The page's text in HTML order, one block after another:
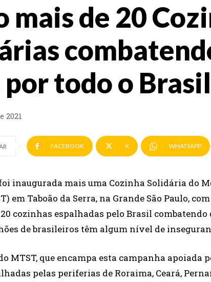
mais de 20
todo o Brasil
2021
FACEBOOK X WHATSAPP
inaugurada mais uma Cozinha Solidária do
em Taboão da Serra, na Grande São Paulo,
cozinhas espalhadas pelo Brasil
de brasileiros têm algum nível de
MTST, que encampa esta campanha apoiada
pelas periferias de Roraima, Ceará,